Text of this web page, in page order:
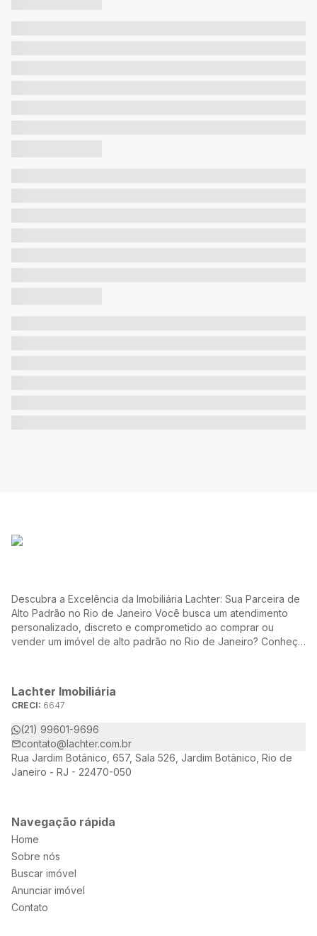
Descubra a Excelência da Imobiliária Lachter: Sua Parceira de
Alto Padrão no Rio de Janeiro Você busca um atendimento
personalizado, discreto e comprometido ao comprar ou
vender um imóvel de alto padrão no Rio de Janeiro? Conheça
necessidades e desejos.
Lachter Imobiliária
CRECI: 6647
(21) 99601-9696
contato@lachter.com.br
Rua Jardim Botânico, 657, Sala 526, Jardim Botânico, Rio de
Janeiro - RJ - 22470-050
Navegação rápida
Home
Sobre nós
Buscar imóvel
Anunciar imóvel
Contato